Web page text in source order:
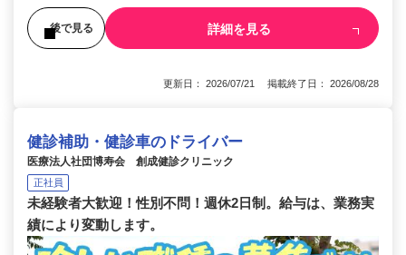
後で見る 詳細を見る
更新日： 2026/07/21 掲載終了日： 2026/08/28
健診補助・健診車のドライバー
医療法人社団博寿会 創成健診クリニック
正社員
未経験者大歓迎！性別不問！週休2日制。給与は、業務実
績により変動します。